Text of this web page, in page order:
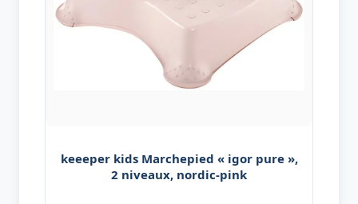
keeeper kids Marchepied « igor pure »,
2 niveaux, nordic-pink